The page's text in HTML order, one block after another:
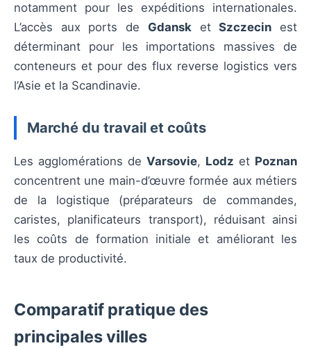
notamment pour les expéditions internationales.
L’accès aux ports de GdansketSzczecin est
déterminant pour les importations massives de
conteneurs et pour des flux reverse logistics vers
l’Asie et la Scandinavie.
Marché du travail et coûts
Les agglomérations de Varsovie, Lodz et Poznan
concentrent une main-d’œuvre formée aux métiers
de la logistique (préparateurs de commandes,
caristes, planificateurs transport), réduisant ainsi
les coûts de formation initiale et améliorant les
taux de productivité.
Comparatif pratique des
principales villes